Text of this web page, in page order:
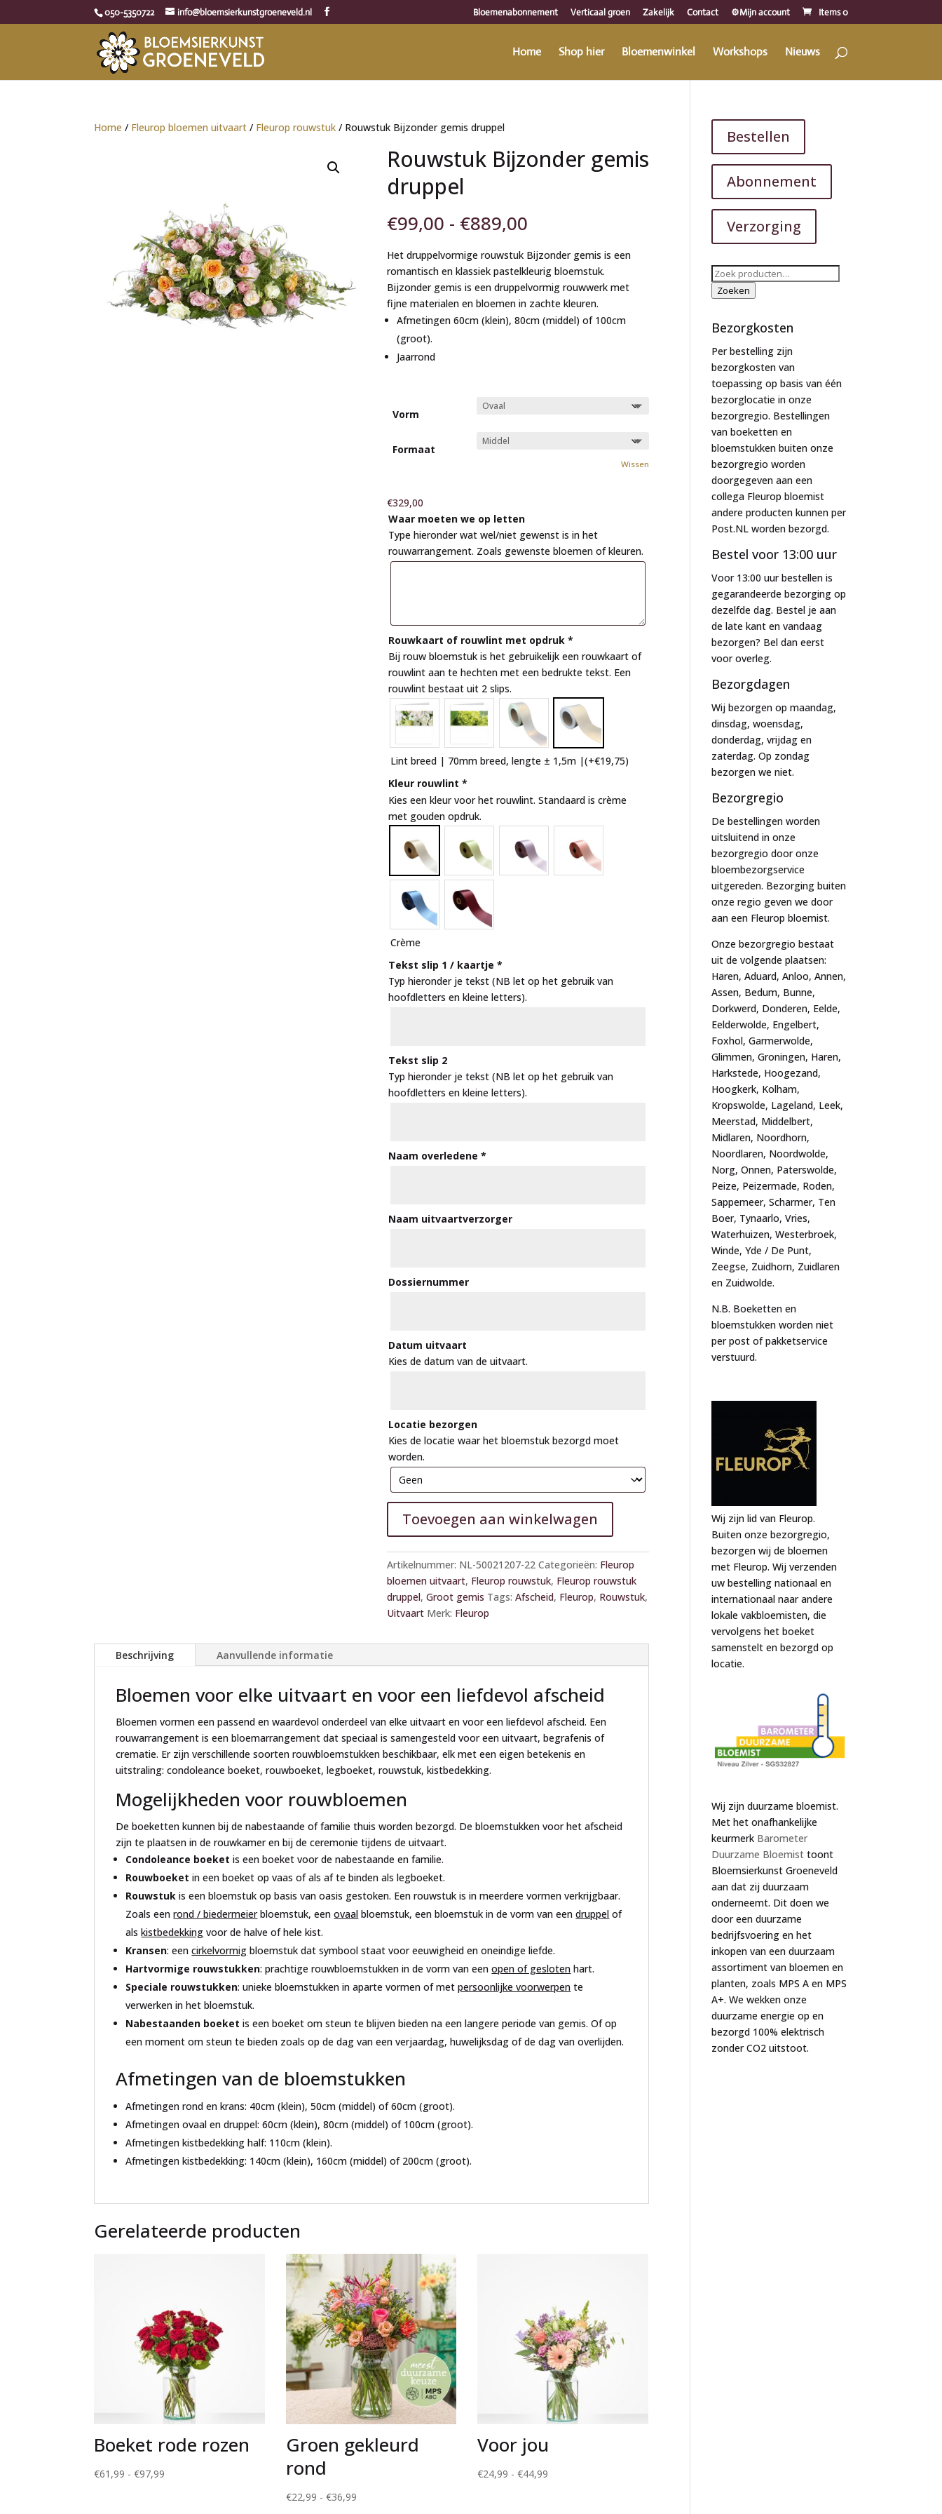
050-5350722 info@bloemsierkunstgroeneveld.nl Bloemenabonnement Verticaal groen Zakelijk Contact ⚙️Mijn account Items 0
Home Shop hier Bloemenwinkel Workshops Nieuws
Home / Fleurop bloemen uitvaart / Fleurop rouwstuk / Rouwstuk Bijzonder gemis druppel
Rouwstuk Bijzonder gemis
druppel
€99,00 - €889,00Prijsklasse:
tot
€889,00
Het druppelvormige rouwstuk Bijzonder gemis is een
romantisch en klassiek pastelkleurig bloemstuk.
Bijzonder gemis is een druppelvormig rouwwerk met
fijne materialen en bloemen in zachte kleuren.
Afmetingen 60cm (klein), 80cm (middel) of 100cm
(groot).
Jaarrond
Vorm
Formaat
Wissen
€329,00
Waar moeten we op letten
Type hieronder wat wel/niet gewenst is in het
rouwarrangement. Zoals gewenste bloemen of kleuren.
Rouwkaart of rouwlint met opdruk *
Bij rouw bloemstuk is het gebruikelijk een rouwkaart of
rouwlint aan te hechten met een bedrukte tekst. Een
rouwlint bestaat uit 2 slips.
Lint breed | 70mm breed, lengte ± 1,5m |(+€19,75)
Kleur rouwlint *
Kies een kleur voor het rouwlint. Standaard is crème
met gouden opdruk.
Crème
Tekst slip 1 / kaartje *
Typ hieronder je tekst (NB let op het gebruik van
hoofdletters en kleine letters).
Tekst slip 2
Typ hieronder je tekst (NB let op het gebruik van
hoofdletters en kleine letters).
Naam overledene *
Naam uitvaartverzorger
Dossiernummer
Datum uitvaart
Kies de datum van de uitvaart.
Locatie bezorgen
Kies de locatie waar het bloemstuk bezorgd moet
worden.
Toevoegen aan winkelwagen
l
t
e
r
a
v
e
Artikelnummer: NL-50021207-22 Categorieën: Fleurop
bloemen uitvaart, Fleurop rouwstuk, Fleurop rouwstuk
druppel, Groot gemis Tags: Afscheid, Fleurop, Rouwstuk,
Uitvaart Merk: Fleurop
Beschrijving Aanvullende informatie
Bloemen voor elke uitvaart en voor een liefdevol afscheid
Bloemen vormen een passend en waardevol onderdeel van elke uitvaart en voor een liefdevol afscheid. Een
rouwarrangement is een bloemarrangement dat speciaal is samengesteld voor een uitvaart, begrafenis of
crematie. Er zijn verschillende soorten rouwbloemstukken beschikbaar, elk met een eigen betekenis en
uitstraling: condoleance boeket, rouwboeket, legboeket, rouwstuk, kistbedekking.
Mogelijkheden voor rouwbloemen
De boeketten kunnen bij de nabestaande of familie thuis worden bezorgd. De bloemstukken voor het afscheid
zijn te plaatsen in de rouwkamer en bij de ceremonie tijdens de uitvaart.
Condoleance boeket is een boeket voor de nabestaande en familie.
Rouwboeket in een boeket op vaas of als af te binden als legboeket.
Rouwstuk is een bloemstuk op basis van oasis gestoken. Een rouwstuk is in meerdere vormen verkrijgbaar.
Zoals eenrond / biedermeierbloemstuk, eenovaal bloemstuk, een bloemstuk in de vorm van eendruppel of
alskistbedekking voor de halve of hele kist.
Kransen: eencirkelvormig bloemstuk dat symbool staat voor eeuwigheid en oneindige liefde.
Hartvormige rouwstukken: prachtige rouwbloemstukken in de vorm van eenopen of gesloten hart.
Speciale rouwstukken: unieke bloemstukken in aparte vormen of metpersoonlijke voorwerpen te
verwerken in het bloemstuk.
Nabestaanden boeket is een boeket om steun te blijven bieden na een langere periode van gemis. Of op
een moment om steun te bieden zoals op de dag van een verjaardag, huwelijksdag of de dag van overlijden.
Afmetingen van de bloemstukken
Afmetingen rond en krans: 40cm (klein), 50cm (middel) of 60cm (groot).
Afmetingen ovaal en druppel: 60cm (klein), 80cm (middel) of 100cm (groot).
Afmetingen kistbedekking half: 110cm (klein).
Afmetingen kistbedekking: 140cm (klein), 160cm (middel) of 200cm (groot).
Gerelateerde producten
Boeket rode rozen
€61,99 - €97,99
Groen gekleurd
rond
€22,99 - €36,99Prijsklasse:
Voor jou
€24,99 - €44,99
Bestellen
Abonnement
Verzorging
Zoeken
naar:
Zoeken
Bezorgkosten
Per bestelling zijn
bezorgkosten van
toepassing op basis van één
bezorglocatie in onze
bezorgregio. Bestellingen
van boeketten en
bloemstukken buiten onze
bezorgregio worden
doorgegeven aan een
collega Fleurop bloemist
andere producten kunnen per
Post.NL worden bezorgd.
Bestel voor 13:00 uur
Voor 13:00 uur bestellen is
gegarandeerde bezorging op
dezelfde dag. Bestel je aan
de late kant en vandaag
bezorgen? Bel dan eerst
voor overleg.
Bezorgdagen
Wij bezorgen op maandag,
dinsdag, woensdag,
donderdag, vrijdag en
zaterdag. Op zondag
bezorgen we niet.
Bezorgregio
De bestellingen worden
uitsluitend in onze
bezorgregio door onze
bloembezorgservice
uitgereden. Bezorging buiten
onze regio geven we door
aan een Fleurop bloemist.
Onze bezorgregio bestaat
uit de volgende plaatsen:
Haren, Aduard, Anloo, Annen,
Assen, Bedum, Bunne,
Dorkwerd, Donderen, Eelde,
Eelderwolde, Engelbert,
Foxhol, Garmerwolde,
Glimmen, Groningen, Haren,
Harkstede, Hoogezand,
Hoogkerk, Kolham,
Kropswolde, Lageland, Leek,
Meerstad, Middelbert,
Midlaren, Noordhorn,
Noordlaren, Noordwolde,
Norg, Onnen, Paterswolde,
Peize, Peizermade, Roden,
Sappemeer, Scharmer, Ten
Boer, Tynaarlo, Vries,
Waterhuizen, Westerbroek,
Winde, Yde / De Punt,
Zeegse, Zuidhorn, Zuidlaren
en Zuidwolde.
N.B. Boeketten en
bloemstukken worden niet
per post of pakketservice
verstuurd.
Wij zijn lid van Fleurop.
Buiten onze bezorgregio,
bezorgen wij de bloemen
met Fleurop. Wij verzenden
uw bestelling nationaal en
internationaal naar andere
lokale vakbloemisten, die
vervolgens het boeket
samenstelt en bezorgd op
locatie.
Wij zijn duurzame bloemist.
Met het onafhankelijke
keurmerk Barometer
Duurzame Bloemist toont
Bloemsierkunst Groeneveld
aan dat zij duurzaam
onderneemt. Dit doen we
door een duurzame
bedrijfsvoering en het
inkopen van een duurzaam
assortiment van bloemen en
planten, zoals MPS A en MPS
A+. We wekken onze
duurzame energie op en
bezorgd 100% elektrisch
zonder CO2 uitstoot.